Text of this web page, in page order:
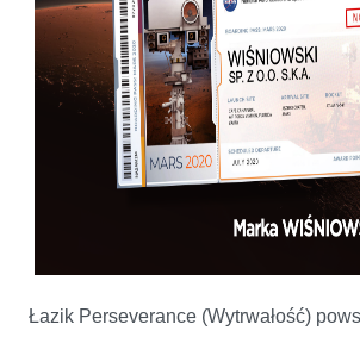
Łazik Perseverance (Wytrwałość)